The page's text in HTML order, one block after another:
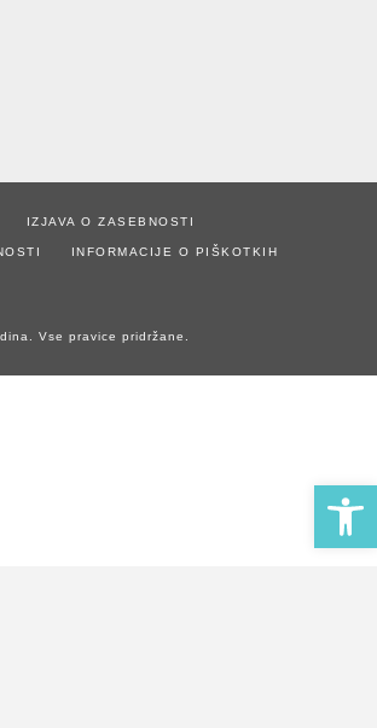
IZJAVA O ZASEBNOSTI
INFORMACIJE O PIŠKOTKIH
Vse pravice pridržane.